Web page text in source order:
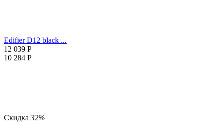
Edifier D12 black ...
12 039 Р
10 284 Р
Скидка 32%